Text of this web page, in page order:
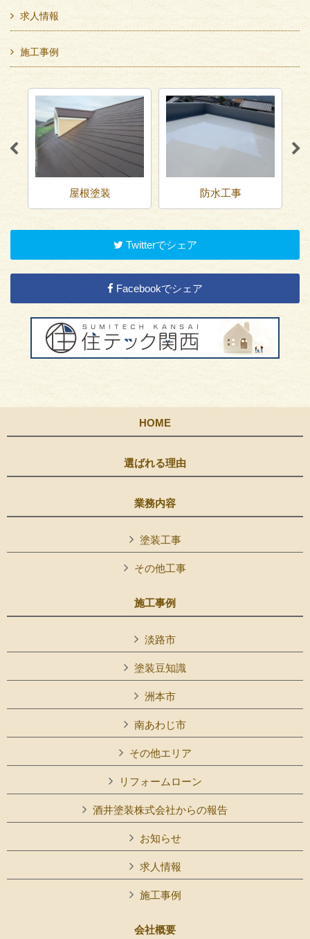
求人情報
施工事例
屋根塗装 防水工事
Twitterでシェア
Facebookでシェア
HOME
選ばれる理由
業務内容
塗装工事
その他工事
施工事例
淡路市
塗装豆知識
洲本市
南あわじ市
その他エリア
リフォームローン
酒井塗装株式会社からの報告
お知らせ
求人情報
施工事例
会社概要